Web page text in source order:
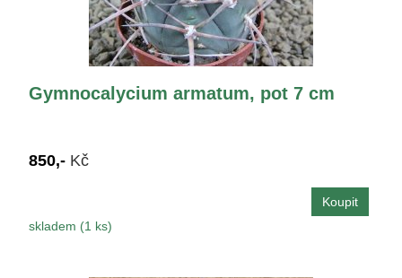
Gymnocalycium armatum, pot 7 cm
850,- Kč
skladem (1 ks)